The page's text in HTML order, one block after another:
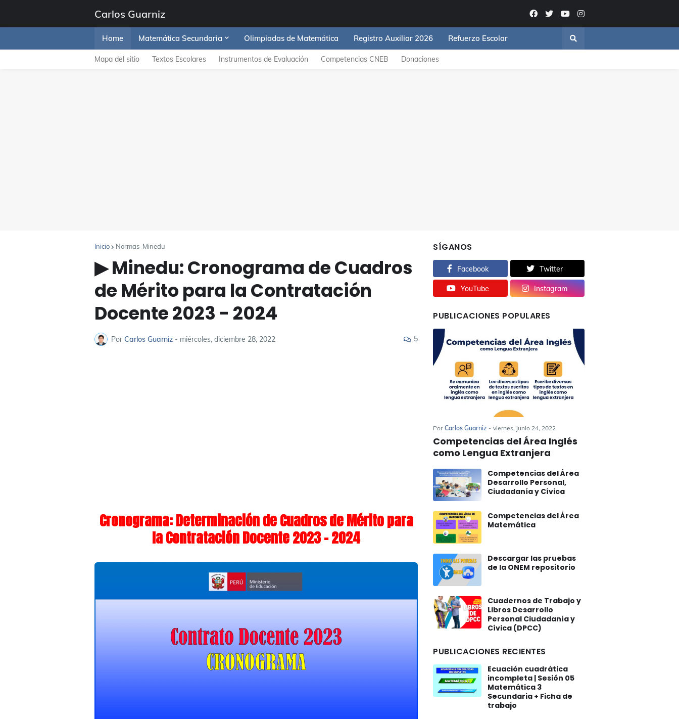
Carlos Guarniz
Home Matemática Secundaria Olimpiadas de Matemática Registro Auxiliar 2026 Refuerzo Escolar
Mapa del sitio Textos Escolares Instrumentos de Evaluación Competencias CNEB Donaciones
Inicio Normas-Minedu
▶ Minedu: Cronograma de Cuadros
de Mérito para la Contratación
Docente 2023 - 2024
Por Carlos Guarniz - miércoles, diciembre 28, 2022 5
Cronograma: Determinación de Cuadros de Mérito para
la Contratación Docente 2023 - 2024
SÍGANOS
Facebook Twitter
YouTube Instagram
PUBLICACIONES POPULARES
Por Carlos Guarniz - viernes, junio 24, 2022
Competencias del Área Inglés
como Lengua Extranjera
Competencias del Área
Desarrollo Personal,
Ciudadanía y Cívica
Competencias del Área
Matemática
Descargar las pruebas
de la ONEM repositorio
Cuadernos de Trabajo y
Libros Desarrollo
Personal Ciudadanía y
Cívica (DPCC)
PUBLICACIONES RECIENTES
Ecuación cuadrática
incompleta | Sesión 05
Matemática 3
Secundaria + Ficha de
trabajo